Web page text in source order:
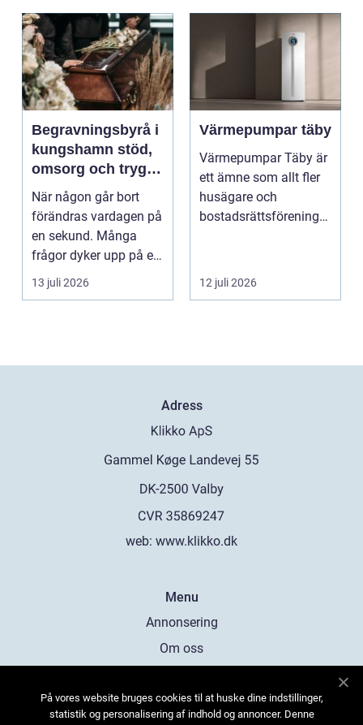
Begravningsbyrå i
kungshamn stöd,
omsorg och trygg
vägledning
När någon går bort
förändras vardagen på
en sekund. Många
frågor dyker upp på en
gång: Vad händer nu...
13 juli 2026
Värmepumpar täby
Värmepumpar Täby är
ett ämne som allt fler
husägare och
bostadsrättsföreningar
12 juli 2026
Adress
web: www.klikko.dk
Menu
Annonsering
Om oss
Kontakta oss
På vores website bruges cookies til at huske dine indstillinger,
statistik og personalisering af indhold og annoncer. Denne